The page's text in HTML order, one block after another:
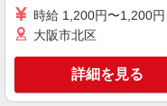
アルバイト パート 派遣社員
日研トータルソーシング株
ス
未経験
時給
時給 1,200円〜1,200円
大阪市北区
詳細を見る